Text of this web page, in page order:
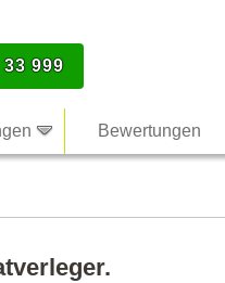
999
Bewertungen